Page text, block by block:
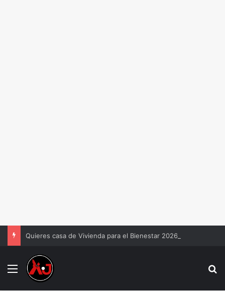
Quieres casa de Vivienda para el Bienestar 2026
Menu